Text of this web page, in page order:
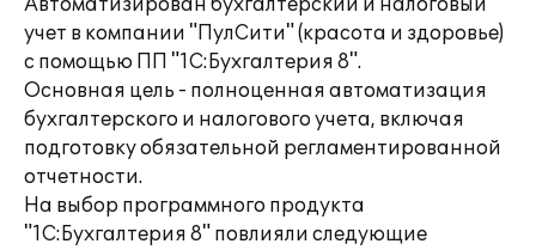
Автоматизирован бухгалтерский и налоговый
учет в компании "ПулСити" (красота и здоровье)
с помощью ПП "1С:Бухгалтерия 8".
Основная цель - полноценная автоматизация
бухгалтерского и налогового учета, включая
подготовку обязательной регламентированной
отчетности.
На выбор программного продукта
"1С:Бухгалтерия 8" повлияли следующие